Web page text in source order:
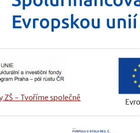
ZŠ - Tvoříme společně